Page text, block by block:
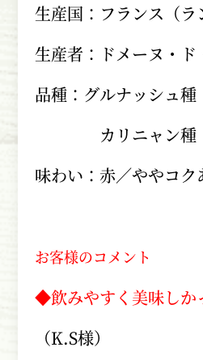
生産国：フランス（ラ
生産者：ドメーヌ・ド
品種：グルナッシュ
カリニャン種
味わい：赤／ややコク
お客様のコメント
◆飲みやすく美味しか
（K.S様）